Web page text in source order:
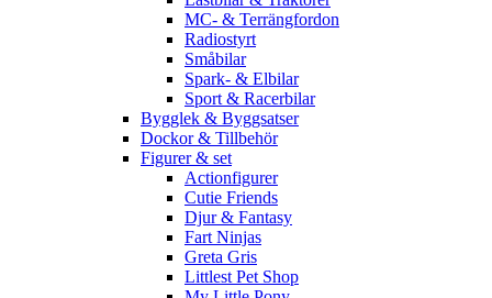
MC- & Terrängfordon
Radiostyrt
Småbilar
Spark- & Elbilar
Sport & Racerbilar
Bygglek & Byggsatser
Dockor & Tillbehör
Figurer & set
Actionfigurer
Cutie Friends
Djur & Fantasy
Fart Ninjas
Greta Gris
Littlest Pet Shop